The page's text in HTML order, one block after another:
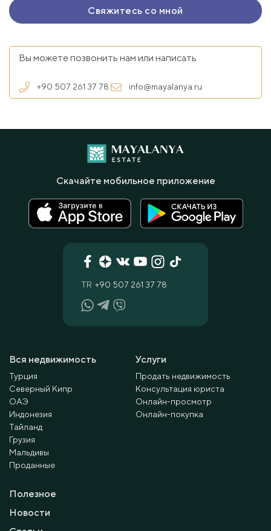
Вы можете позвонить нам или написать
+90 507 261 37 78 info@mayalanya.ru
Вся недвижимость
Турция
Северный Кипр
ОАЭ
Индонезия
Тайланд
Грузия
Мальдивы
Проданные
Услуги
Продать недвижимость
Консультация юриста
Онлайн-просмотр
Онлайн-покупка
Полезное
Новости
TR +90 507 261 37 78
Скачайте мобильное приложение